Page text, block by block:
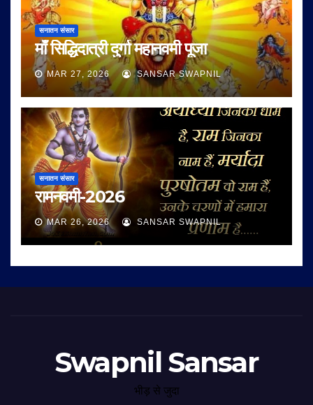
सनातन संसार
माँ सिद्धिदात्री दुर्गा महानवमी पूजा
MAR 27, 2026 SANSAR SWAPNIL
सनातन संसार
रामनवमी-2026
MAR 26, 2026 SANSAR SWAPNIL
Swapnil Sansar
भीड़ से जुदा